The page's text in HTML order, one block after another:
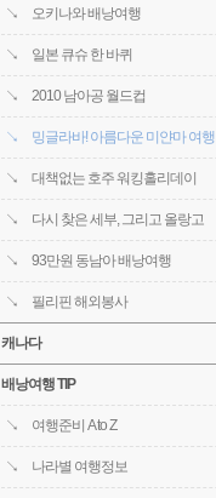
오키나와 배낭여행
일본 큐슈 한 바퀴
2010 남아공 월드컵
밍글라바! 아름다운 미얀마 여행
대책없는 호주 워킹홀리데이
다시 찾은 세부, 그리고 올랑고
93만원 동남아 배낭여행
필리핀 해외봉사
캐나다
배낭여행 TIP
여행준비 A to Z
나라별 여행정보